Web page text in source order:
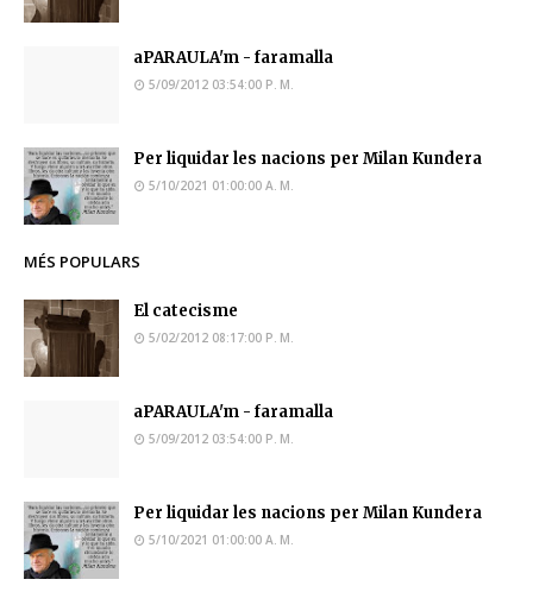
aPARAULA'm - faramalla
5/09/2012 03:54:00 P. M.
Per liquidar les nacions per Milan Kundera
5/10/2021 01:00:00 A. M.
MÉS POPULARS
El catecisme
5/02/2012 08:17:00 P. M.
aPARAULA'm - faramalla
5/09/2012 03:54:00 P. M.
Per liquidar les nacions per Milan Kundera
5/10/2021 01:00:00 A. M.